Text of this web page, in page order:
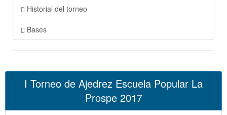
Historial del torneo
Bases
I Torneo de Ajedrez Escuela Popular La
Prospe 2017